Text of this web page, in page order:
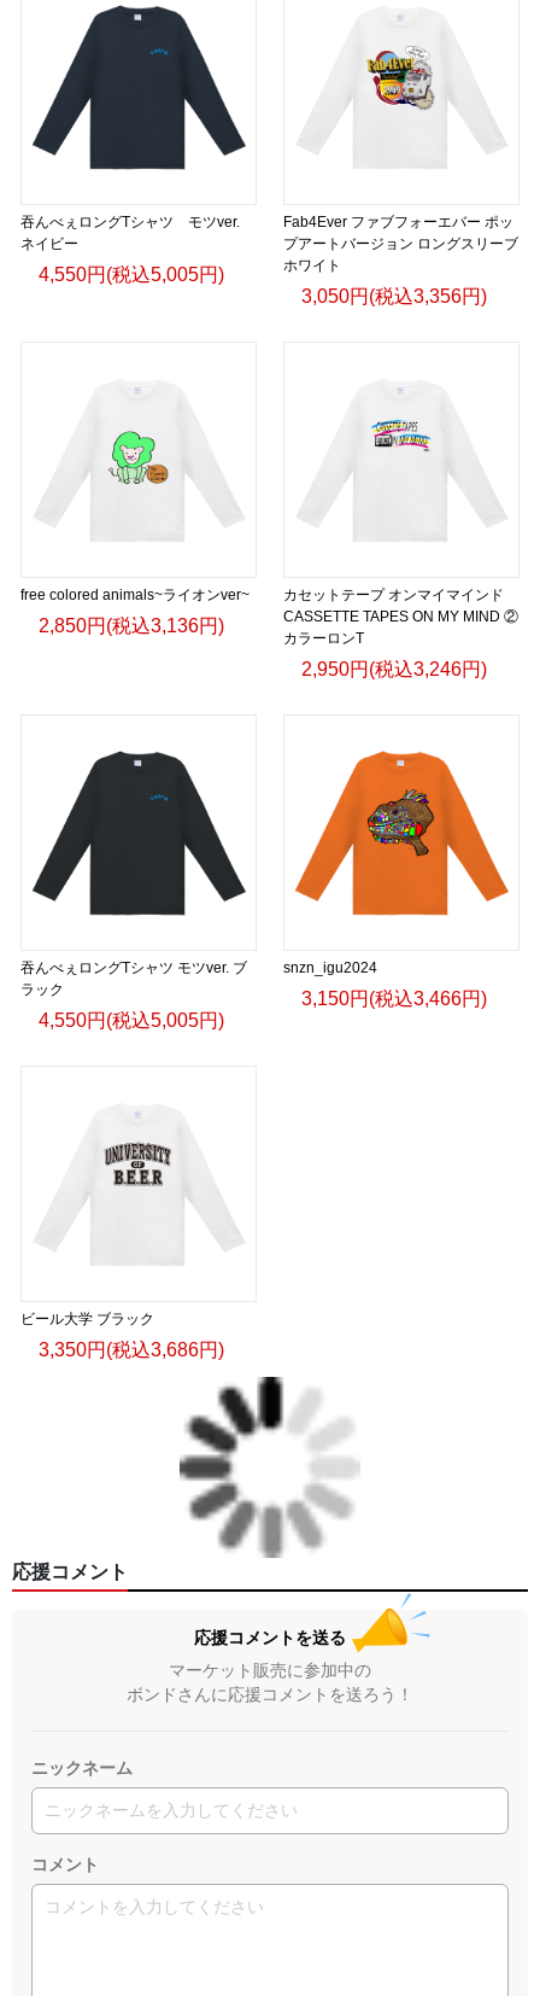
吞んべぇロングTシャツ モツver.
ネイビー
4,550円(税込5,005円)
Fab4Ever ファブフォーエバー ポッ
プアートバージョン ロングスリーブ
ホワイト
3,050円(税込3,356円)
free colored animals~ライオンver~
2,850円(税込3,136円)
カセットテープ オンマイマインド
CASSETTE TAPES ON MY MIND ②
カラーロンT
2,950円(税込3,246円)
吞んべぇロングTシャツ モツver. ブ
ラック
4,550円(税込5,005円)
snzn_igu2024
3,150円(税込3,466円)
ビール大学 ブラック
3,350円(税込3,686円)
応援コメント
応援コメントを送る
マーケット販売に参加中の
ボンドさんに応援コメントを送ろう！
ニックネーム
コメント